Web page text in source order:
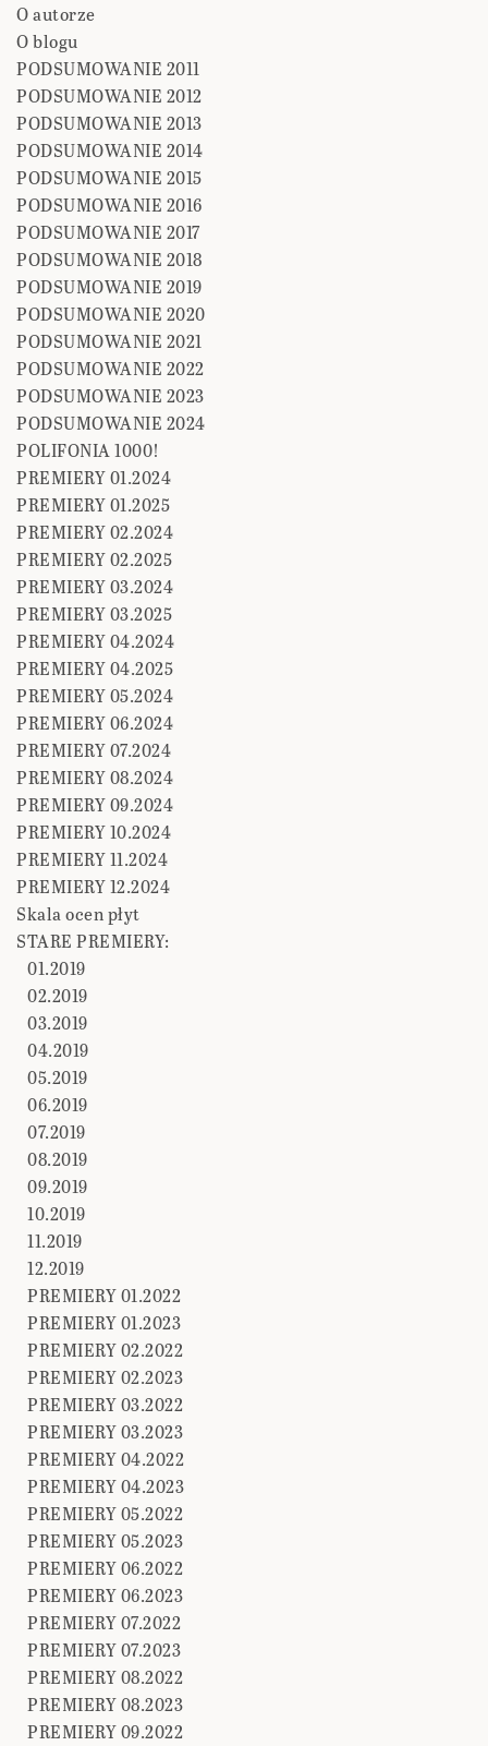
O autorze
O blogu
PODSUMOWANIE 2011
PODSUMOWANIE 2012
PODSUMOWANIE 2013
PODSUMOWANIE 2014
PODSUMOWANIE 2015
PODSUMOWANIE 2016
PODSUMOWANIE 2017
PODSUMOWANIE 2018
PODSUMOWANIE 2019
PODSUMOWANIE 2020
PODSUMOWANIE 2021
PODSUMOWANIE 2022
PODSUMOWANIE 2023
PODSUMOWANIE 2024
POLIFONIA 1000!
PREMIERY 01.2024
PREMIERY 01.2025
PREMIERY 02.2024
PREMIERY 02.2025
PREMIERY 03.2024
PREMIERY 03.2025
PREMIERY 04.2024
PREMIERY 04.2025
PREMIERY 05.2024
PREMIERY 06.2024
PREMIERY 07.2024
PREMIERY 08.2024
PREMIERY 09.2024
PREMIERY 10.2024
PREMIERY 11.2024
PREMIERY 12.2024
Skala ocen płyt
STARE PREMIERY:
01.2019
02.2019
03.2019
04.2019
05.2019
06.2019
07.2019
08.2019
09.2019
10.2019
11.2019
12.2019
PREMIERY 01.2022
PREMIERY 01.2023
PREMIERY 02.2022
PREMIERY 02.2023
PREMIERY 03.2022
PREMIERY 03.2023
PREMIERY 04.2022
PREMIERY 04.2023
PREMIERY 05.2022
PREMIERY 05.2023
PREMIERY 06.2022
PREMIERY 06.2023
PREMIERY 07.2022
PREMIERY 07.2023
PREMIERY 08.2022
PREMIERY 08.2023
PREMIERY 09.2022